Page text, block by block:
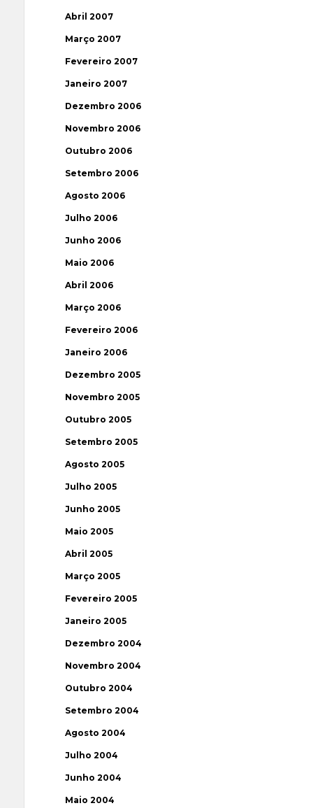
Abril 2007
Março 2007
Fevereiro 2007
Janeiro 2007
Dezembro 2006
Novembro 2006
Outubro 2006
Setembro 2006
Agosto 2006
Julho 2006
Junho 2006
Maio 2006
Abril 2006
Março 2006
Fevereiro 2006
Janeiro 2006
Dezembro 2005
Novembro 2005
Outubro 2005
Setembro 2005
Agosto 2005
Julho 2005
Junho 2005
Maio 2005
Abril 2005
Março 2005
Fevereiro 2005
Janeiro 2005
Dezembro 2004
Novembro 2004
Outubro 2004
Setembro 2004
Agosto 2004
Julho 2004
Junho 2004
Maio 2004